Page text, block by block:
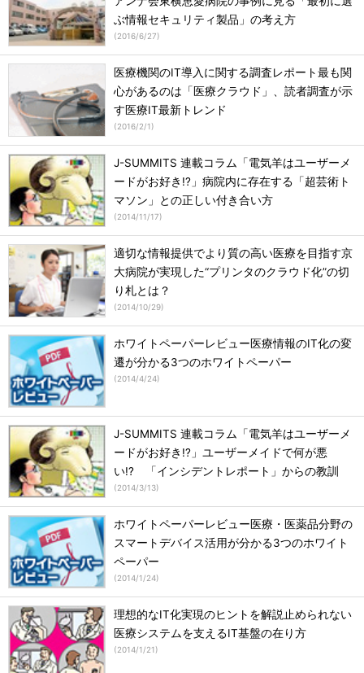
ぶ情報セキュリティ製品」の考え方
(2016/6/27)
医療機関のIT導入に関する調査レポート最も関
心があるのは「医療クラウド」、読者調査が示
す医療IT最新トレンド
(2016/2/1)
J-SUMMITS 連載コラム「電気羊はユーザーメ
ードがお好き!?」病院内に存在する「超芸術ト
マソン」との正しい付き合い方
(2014/11/17)
適切な情報提供でより質の高い医療を目指す京
大病院が実現した“プリンタのクラウド化”の切
り札とは？
(2014/10/29)
ホワイトペーパーレビュー医療情報のIT化の変
遷が分かる3つのホワイトペーパー
(2014/4/24)
J-SUMMITS 連載コラム「電気羊はユーザーメ
ードがお好き!?」ユーザーメイドで何が悪
い!? 「インシデントレポート」からの教訓
(2014/3/13)
ホワイトペーパーレビュー医療・医薬品分野の
スマートデバイス活用が分かる3つのホワイト
ペーパー
(2014/1/24)
理想的なIT化実現のヒントを解説止められない
医療システムを支えるIT基盤の在り方
(2014/1/21)